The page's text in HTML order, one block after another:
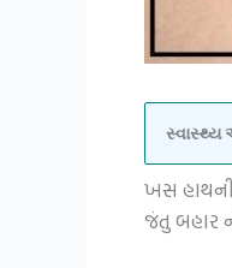
સ્વાસ્થ્ય
ખસ
જંતુ બહાર